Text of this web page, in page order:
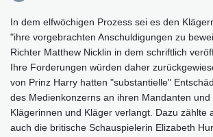
In dem elfwöchigen Prozess sei es den
"ihre vorgebrachten Anschuldigungen zu
Richter Matthew Nicklin in dem schriftlich
Ihre Forderungen würden daher
von Prinz Harry hatten "substantielle"
des Medienkonzerns an ihren Mandanten
Klägerinnen und Kläger verlangt. Dazu zählte
auch die britische Schauspielerin Elizabeth